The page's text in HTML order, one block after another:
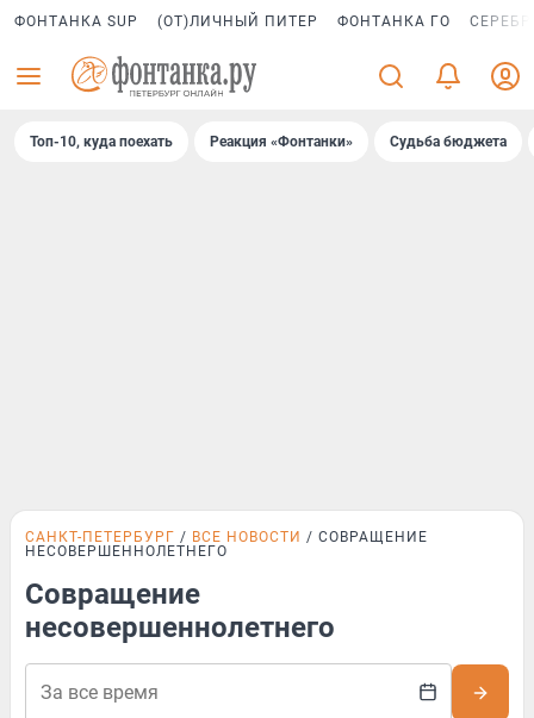
ФОНТАНКА SUP (ОТ)ЛИЧНЫЙ ПИТЕР ФОНТАНКА ГО
Топ-10, куда поехать Реакция «Фонтанки» Судьба бюджета
САНКТ-ПЕТЕРБУРГ ВСЕ НОВОСТИ
СОВРАЩЕНИЕ
НЕСОВЕРШЕННОЛЕТНЕГО
Совращение
несовершеннолетнего